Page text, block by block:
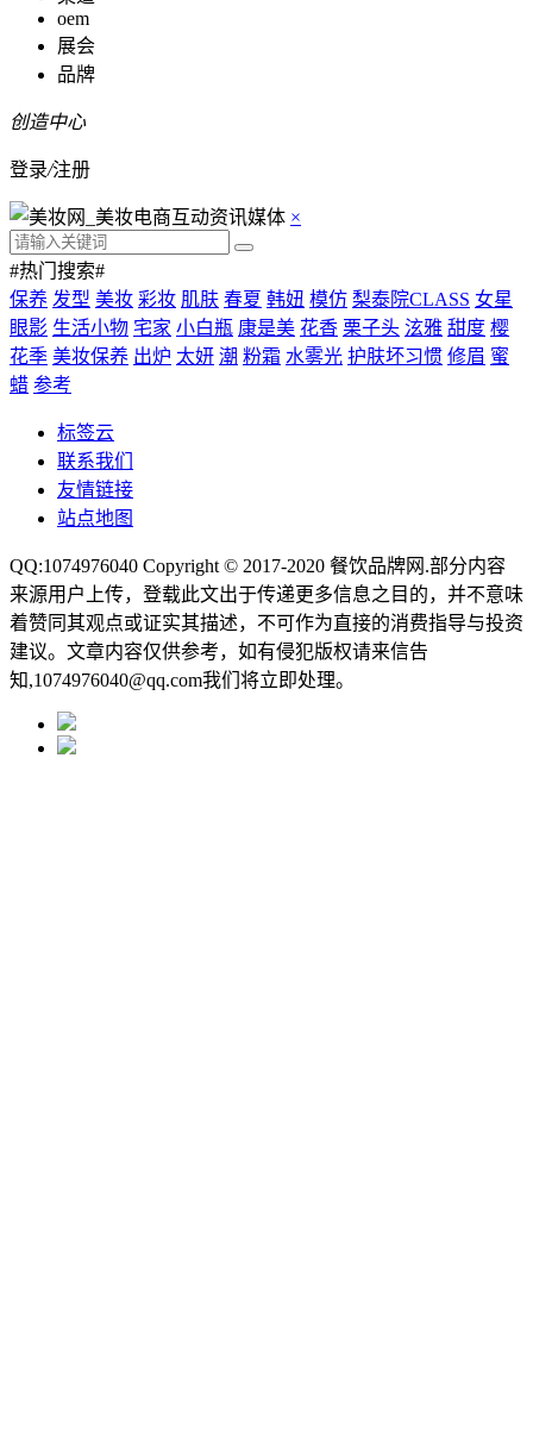
oem
展会
品牌
创造中心
登录/注册
×
#热门搜索#
保养 发型 美妆 彩妆 肌肤 春夏 韩妞 模仿 梨泰院CLASS 女星
眼影 生活小物 宅家 小白瓶 康是美 花香 栗子头 泫雅 甜度 樱
花季 美妆保养 出炉 太妍 潮 粉霜 水雾光 护肤坏习惯 修眉 蜜
蜡 参考
标签云
联系我们
友情链接
站点地图
QQ:1074976040 Copyright © 2017-2020 餐饮品牌网 .部分内容
来源用户上传，登载此文出于传递更多信息之目的，并不意味
着赞同其观点或证实其描述，不可作为直接的消费指导与投资
建议。文章内容仅供参考，如有侵犯版权请来信告
知,1074976040@qq.com我们将立即处理。